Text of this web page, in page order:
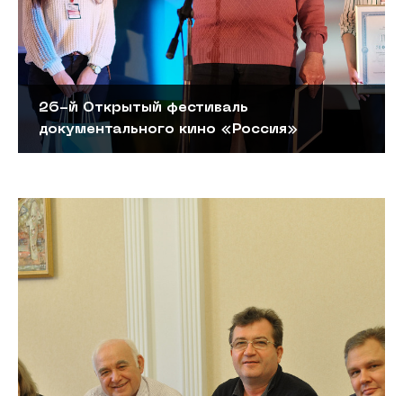
26-й Открытый фестиваль
документального кино «Россия»